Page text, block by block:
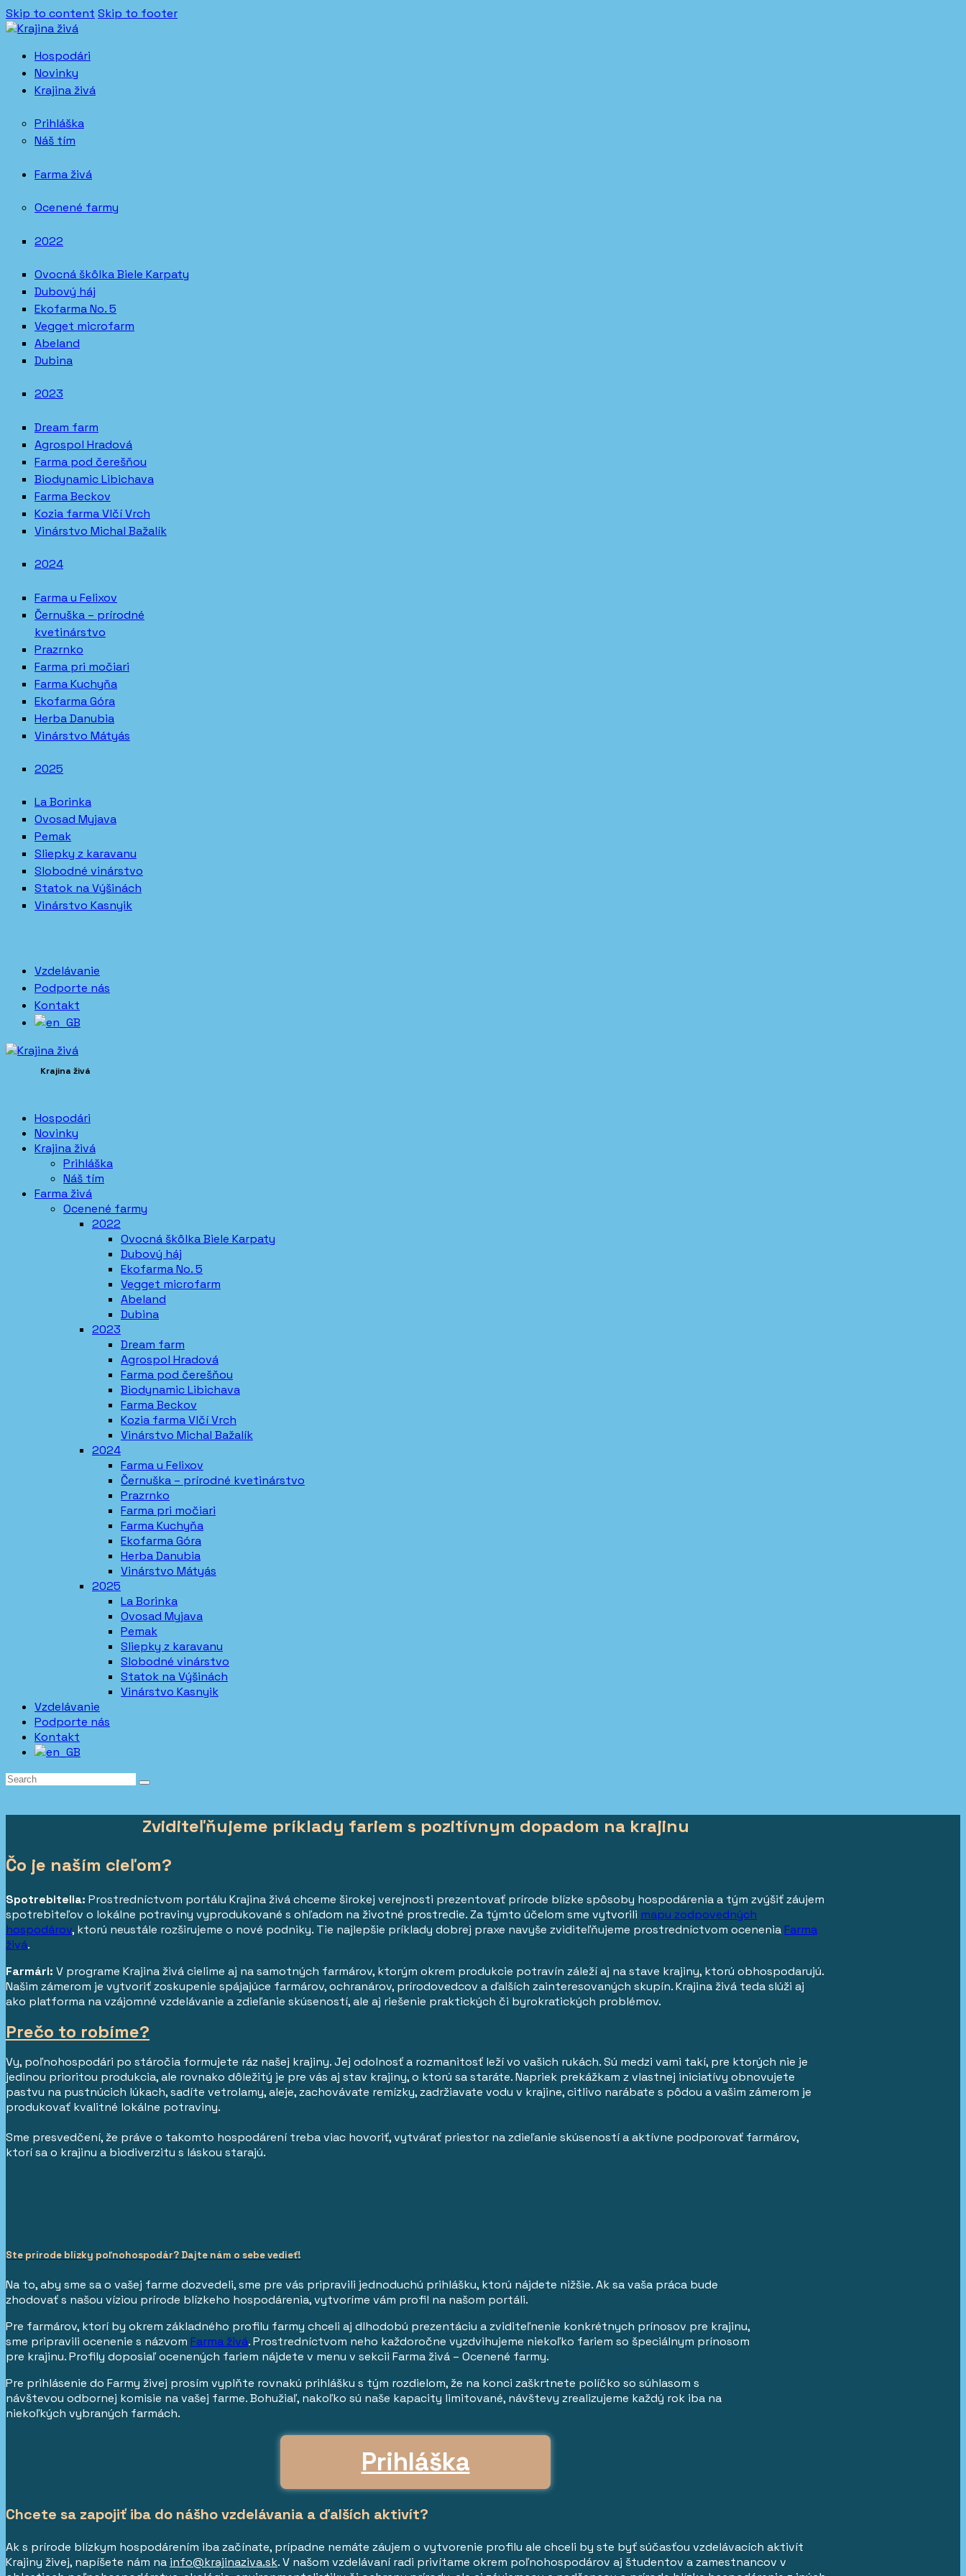
Skip to content Skip to footer
Hospodári
Novinky
Krajina živá
Prihláška
Náš tím
Farma živá
Ocenené farmy
2022
Ovocná škôlka Biele Karpaty
Dubový háj
Ekofarma No. 5
Vegget microfarm
Abeland
Dubina
2023
Dream farm
Agrospol Hradová
Farma pod čerešňou
Biodynamic Libichava
Farma Beckov
Kozia farma Vlčí Vrch
Vinárstvo Michal Bažalík
2024
Farma u Felixov
Černuška – prírodné
kvetinárstvo
Prazrnko
Farma pri močiari
Farma Kuchyňa
Ekofarma Góra
Herba Danubia
Vinárstvo Mátyás
2025
La Borinka
Ovosad Myjava
Pemak
Sliepky z karavanu
Slobodné vinárstvo
Statok na Výšinách
Vinárstvo Kasnyik
Vzdelávanie
Podporte nás
Kontakt
Krajina živá
Hospodári
Novinky
Krajina živá
Prihláška
Náš tím
Farma živá
Ocenené farmy
2022
Ovocná škôlka Biele Karpaty
Dubový háj
Ekofarma No. 5
Vegget microfarm
Abeland
Dubina
2023
Dream farm
Agrospol Hradová
Farma pod čerešňou
Biodynamic Libichava
Farma Beckov
Kozia farma Vlčí Vrch
Vinárstvo Michal Bažalík
2024
Farma u Felixov
Černuška – prírodné kvetinárstvo
Prazrnko
Farma pri močiari
Farma Kuchyňa
Ekofarma Góra
Herba Danubia
Vinárstvo Mátyás
2025
La Borinka
Ovosad Myjava
Pemak
Sliepky z karavanu
Slobodné vinárstvo
Statok na Výšinách
Vinárstvo Kasnyik
Vzdelávanie
Podporte nás
Kontakt
Zviditeľňujeme príklady fariem s pozitívnym dopadom na krajinu
Čo je naším cieľom?
Spotrebitelia: Prostredníctvom portálu Krajina živá chceme širokej verejnosti prezentovať prírode blízke spôsoby hospodárenia a tým zvýšiť záujem
spotrebiteľov o lokálne potraviny vyprodukované s ohľadom na životné prostredie. Za týmto účelom sme vytvorili mapu zodpovedných
hospodárov, ktorú neustále rozširujeme o nové podniky. Tie najlepšie príklady dobrej praxe navyše zviditeľňujeme prostredníctvom oceneniaFarma
živá.
Farmári: V programe Krajina živá cielime aj na samotných farmárov, ktorým okrem produkcie potravín záleží aj na stave krajiny, ktorú obhospodarujú.
Našim zámerom je vytvoriť zoskupenie spájajúce farmárov, ochranárov, prírodovedcov a ďalších zainteresovaných skupín. Krajina živá teda slúži aj
ako platforma na vzájomné vzdelávanie a zdieľanie skúseností, ale aj riešenie praktických či byrokratických problémov.
Prečo to robíme?
Vy, poľnohospodári po stáročia formujete ráz našej krajiny. Jej odolnosť a rozmanitosť leží vo vašich rukách. Sú medzi vami takí, pre ktorých nie je
jedinou prioritou produkcia, ale rovnako dôležitý je pre vás aj stav krajiny, o ktorú sa staráte. Napriek prekážkam z vlastnej iniciatívy obnovujete
pastvu na pustnúcich lúkach, sadíte vetrolamy, aleje, zachovávate remízky, zadržiavate vodu v krajine, citlivo narábate s pôdou a vašim zámerom je
produkovať kvalitné lokálne potraviny.
Sme presvedčení, že práve o takomto hospodárení treba viac hovoriť, vytvárať priestor na zdieľanie skúseností a aktívne podporovať farmárov,
ktorí sa o krajinu a biodiverzitu s láskou starajú.
Ste prírode blízky poľnohospodár? Dajte nám o sebe vedieť!
Na to, aby sme sa o vašej farme dozvedeli, sme pre vás pripravili jednoduchú prihlášku, ktorú nájdete nižšie. Ak sa vaša práca bude
zhodovať s našou víziou prírode blízkeho hospodárenia, vytvoríme vám profil na našom portáli.
Pre farmárov, ktorí by okrem základného profilu farmy chceli aj dlhodobú prezentáciu a zviditeľnenie konkrétnych prínosov pre krajinu,
sme pripravili ocenenie s názvom Farma živá. Prostredníctvom neho každoročne vyzdvihujeme niekoľko fariem so špeciálnym prínosom
pre krajinu. Profily doposiaľ ocenených fariem nájdete v menu v sekcii Farma živá – Ocenené farmy.
Pre prihlásenie do Farmy živej prosím vyplňte rovnakú prihlášku s tým rozdielom, že na konci zaškrtnete políčko so súhlasom s
návštevou odbornej komisie na vašej farme. Bohužiaľ, nakoľko sú naše kapacity limitované, návštevy zrealizujeme každý rok iba na
niekoľkých vybraných farmách.
Prihláška
Chcete sa zapojiť iba do nášho vzdelávania a ďalších aktivít?
Ak s prírode blízkym hospodárením iba začínate, prípadne nemáte záujem o vytvorenie profilu ale chceli by ste byť súčasťou vzdelávacích aktivít
Krajiny živej, napíšete nám na info@krajinaziva.sk. V našom vzdelávaní radi privítame okrem poľnohospodárov aj študentov a zamestnancov v